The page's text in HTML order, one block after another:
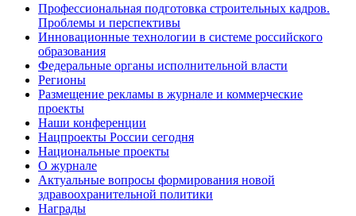
Профессиональная подготовка строительных кадров.
Проблемы и перспективы
Инновационные технологии в системе российского
образования
Федеральные органы исполнительной власти
Регионы
Размещение рекламы в журнале и коммерческие
проекты
Наши конференции
Нацпроекты России сегодня
Национальные проекты
О журнале
Актуальные вопросы формирования новой
здравоохранительной политики
Награды